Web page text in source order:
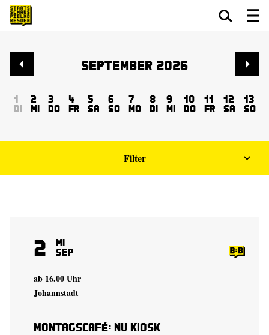
September 2026
1
Di
2
Mi
3
Do
4
Fr
5
Sa
6
So
7
Mo
8
Di
9
Mi
10
Do
11
Fr
12
Sa
13
So
Filter
2 Mi
Sep
ab 16.00 Uhr
Johannstadt
Montagscafé: Nu Kiosk